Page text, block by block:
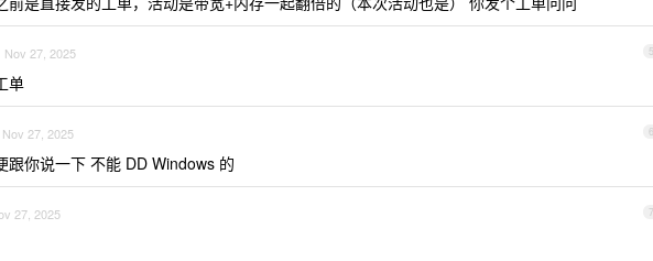
5
Nov 27, 2025
单
6
Nov 27, 2025
跟你说一下 不能 DD Windows 的
7
27, 2025